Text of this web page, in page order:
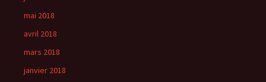
mai 2018
avril 2018
mars 2018
janvier 2018